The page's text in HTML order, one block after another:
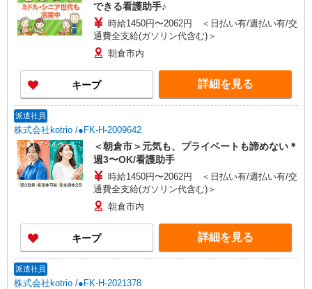
できる看護助手♪
時給1450円〜2062円 ＜日払い有/週払い有/交
通費全支給(ガソリン代含む)＞
朝倉市内
キープ 詳細を見る
派遣社員
株式会社kotrio /●FK-H-2009642
＜朝倉市＞元気も、プライベートも諦めない＊
週3〜OK/看護助手
時給1450円〜2062円 ＜日払い有/週払い有/交
通費全支給(ガソリン代含む)＞
朝倉市内
キープ 詳細を見る
派遣社員
株式会社kotrio /●FK-H-2021378